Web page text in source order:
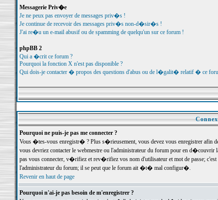
Messagerie Priv�e
Je ne peux pas envoyer de messages priv�s !
Je continue de recevoir des messages priv�s non-d�sir�s !
J'ai re�u un e-mail abusif ou de spamming de quelqu'un sur ce forum !
phpBB 2
Qui a �crit ce forum ?
Pourquoi la fonction X n'est pas disponible ?
Qui dois-je contacter � propos des questions d'abus ou de l�galit� relatif � ce
Pourquoi ne puis-je pas me connecter ?
Vous �tes-vous enregistr� ? Plus s�rieusement, vous devez vous enregistrer
vous devriez contacter le webmestre ou l'administrateur du forum pour en
pas vous connecter, v�rifiez et rev�rifiez vos nom d'utilisateur et mot de passe;
l'administrateur du forum; il se peut que le forum ait �t� mal configur�.
Revenir en haut de page
Pourquoi n'ai-je pas besoin de m'enregistrer ?